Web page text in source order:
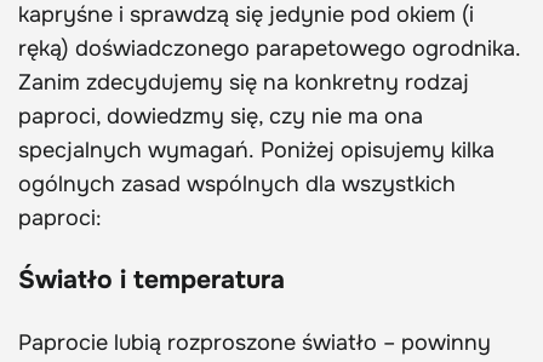
kapryśne i sprawdzą się jedynie pod okiem (i
ręką) doświadczonego parapetowego ogrodnika.
Zanim zdecydujemy się na konkretny rodzaj
paproci, dowiedzmy się, czy nie ma ona
specjalnych wymagań. Poniżej opisujemy kilka
ogólnych zasad wspólnych dla wszystkich
paproci:
Światło i temperatura
Paprocie lubią rozproszone światło – powinny